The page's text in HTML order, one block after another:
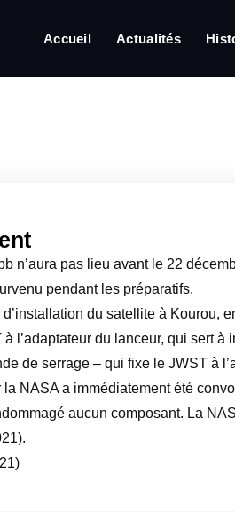
Accueil Actualités
n’aura pas lieu avant le 22
pendant les préparatifs.
d’installation du satellite à
l’adaptateur du lanceur, qui sert à
de serrage – qui fixe le JWST à
NASA a immédiatement été
aucun composant. La